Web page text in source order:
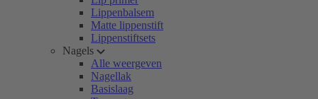
Lippenbalsem
Matte lippenstift
Lippenstiftsets
Nagels
Alle weergeven
Nagellak
Basislaag